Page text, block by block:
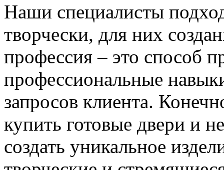
Наши специалисты
творчески, для них
профессия – это способ
профессиональные
запросов клиента.
купить готовые двери и
создать уникальное